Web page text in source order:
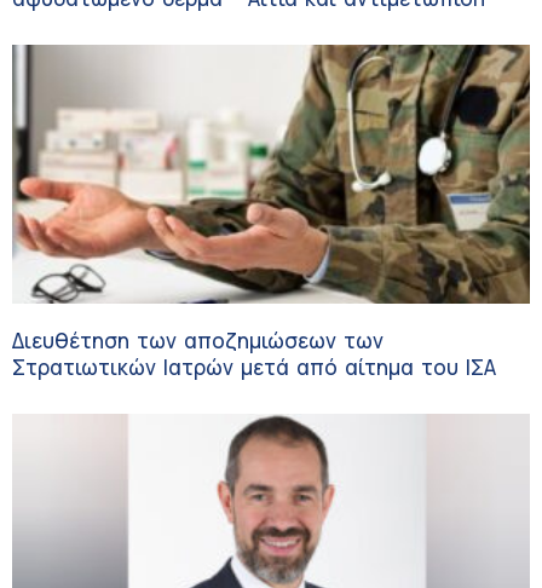
Διευθέτηση των αποζημιώσεων των
Στρατιωτικών Ιατρών μετά από αίτημα του ΙΣΑ